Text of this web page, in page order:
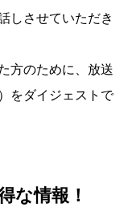
しさせていただき
方のために、放送
をダイジェストで
な情報！